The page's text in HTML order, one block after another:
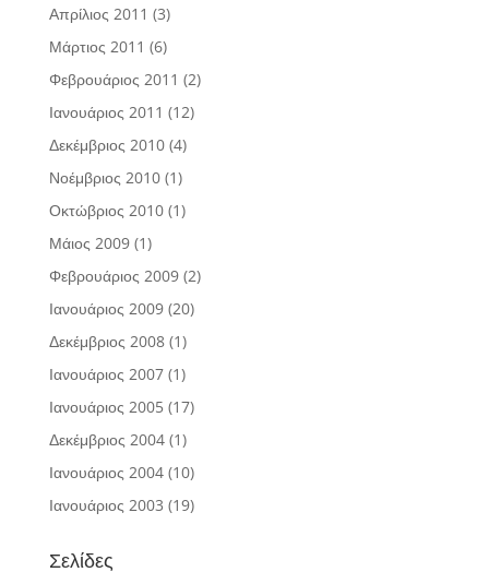
Απρίλιος 2011 (3)
Μάρτιος 2011 (6)
Φεβρουάριος 2011 (2)
Ιανουάριος 2011 (12)
Δεκέμβριος 2010(4)
Νοέμβριος 2010(1)
Οκτώβριος 2010(1)
Μάιος 2009(1)
Φεβρουάριος 2009(2)
Ιανουάριος 2009(20)
Δεκέμβριος 2008(1)
Ιανουάριος 2007(1)
Ιανουάριος 2005(17)
Δεκέμβριος 2004(1)
Ιανουάριος 2004(10)
Ιανουάριος 2003 (19)
Σελίδες